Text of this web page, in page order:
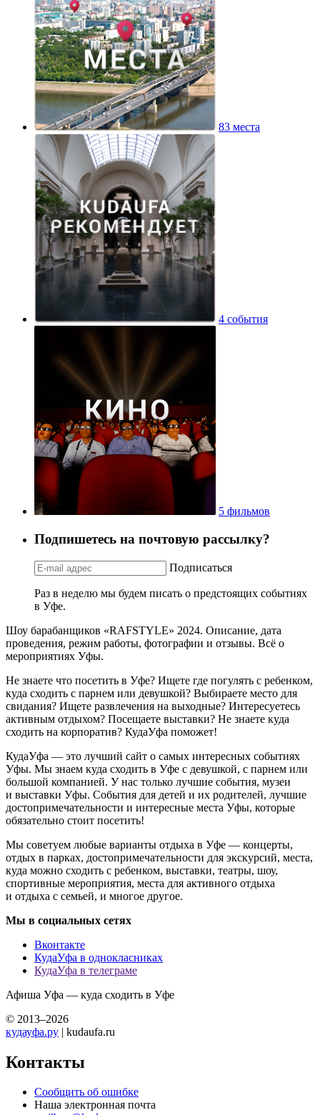
83 места
4 события
5 фильмов
Подпишетесь на почтовую рассылку?
Подписаться
Раз в неделю мы будем писать о предстоящих событиях
в Уфе.
Шоу барабанщиков «RAFSTYLE» 2024. Описание, дата
проведения, режим работы, фотографии и отзывы. Всё о
мероприятиях Уфы.
Не знаете что посетить в Уфе? Ищете где погулять с ребенком,
куда сходить с парнем или девушкой? Выбираете место для
свидания? Ищете развлечения на выходные? Интересуетесь
активным отдыхом? Посещаете выставки? Не знаете куда
сходить на корпоратив? КудаУфа поможет!
КудаУфа — это лучший сайт о самых интересных событиях
Уфы. Мы знаем куда сходить в Уфе с девушкой, с парнем или
большой компанией. У нас только лучшие события, музеи
и выставки Уфы. События для детей и их родителей, лучшие
достопримечательности и интересные места Уфы, которые
обязательно стоит посетить!
Мы советуем любые варианты отдыха в Уфе — концерты,
отдых в парках, достопримечательности для экскурсий, места,
куда можно сходить с ребенком, выставки, театры, шоу,
спортивные мероприятия, места для активного отдыха
и отдыха с семьей, и многое другое.
Мы в социальных сетях
Вконтакте
КудаУфа в однокласниках
КудаУфа в телеграме
Афиша Уфа — куда сходить в Уфе
© 2013–2026
кудауфа.ру | kudaufa.ru
Контакты
Сообщить об ошибке
Наша электронная почта